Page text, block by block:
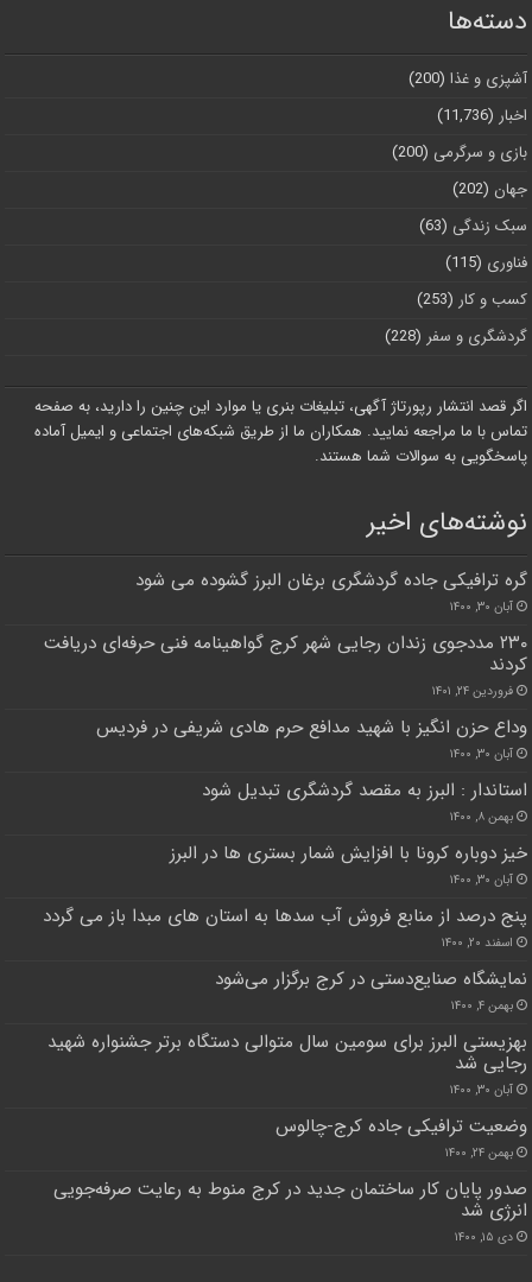
دسته‌ها
آشپزی و غذا (200)
اخبار (11,736)
بازی و سرگرمی (200)
جهان (202)
سبک زندگی (63)
فناوری (115)
کسب و کار (253)
گردشگری و سفر (228)
اگر قصد انتشار رپورتاژ آگهی، تبلیغات بنری یا موارد این چنین را دارید، به صفحه
تماس با ما مراجعه نمایید. همکاران ما از طریق شبکه‌های اجتماعی و ایمیل آماده
پاسخگویی به سوالات شما هستند.
نوشته‌های اخیر
گره ترافیکی جاده گردشگری برغان البرز گشوده می شود
آبان ۳۰, ۱۴۰۰
۲۳۰ مددجوی زندان رجایی شهر کرج گواهینامه فنی حرفه‌ای دریافت
کردند
فروردین ۲۴, ۱۴۰۱
وداع حزن انگیز با شهید مدافع حرم هادی شریفی در فردیس
آبان ۳۰, ۱۴۰۰
استاندار : البرز به مقصد گردشگری تبدیل شود
بهمن ۸, ۱۴۰۰
خیز دوباره کرونا با افزایش شمار بستری ها در البرز
آبان ۳۰, ۱۴۰۰
پنج درصد از منابع فروش آب سدها به استان های مبدا باز می گردد
اسفند ۲۰, ۱۴۰۰
نمایشگاه صنایع‌دستی در کرج برگزار می‌شود
بهمن ۴, ۱۴۰۰
بهزیستی البرز برای سومین سال متوالی دستگاه برتر جشنواره شهید
رجایی شد
آبان ۳۰, ۱۴۰۰
وضعیت ترافیکی جاده کرج-چالوس
بهمن ۲۴, ۱۴۰۰
صدور پایان کار ساختمان جدید در کرج منوط به رعایت صرفه‌جویی
انرژی شد
دی ۱۵, ۱۴۰۰